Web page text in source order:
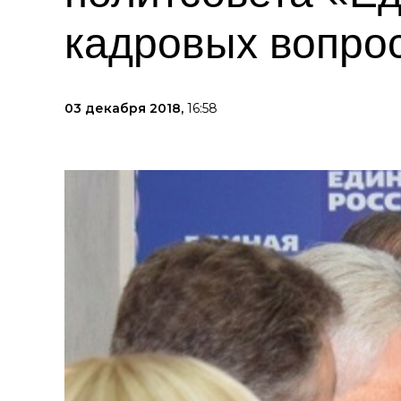
кадровых
03 декабря 2018, 16:58